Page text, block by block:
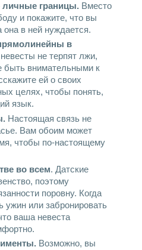
личные границы. Вместо
и покажите, что вы
она в ней нуждается.
в
не терпят лжи,
быть внимательными к
ей о своих
целях, чтобы понять,
язык.
Настоящая связь не
Вам обоим может
чтобы по-настоящему
во всем. Датские
поэтому
поровну. Когда
ужин или забронировать
ваша невеста
Возможно, вы